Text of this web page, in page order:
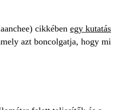
cikkében egy kutatás
azt boncolgatja, hogy mi